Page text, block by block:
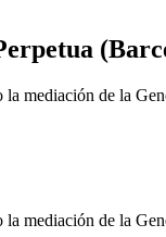
la mediación de la
la mediación de la